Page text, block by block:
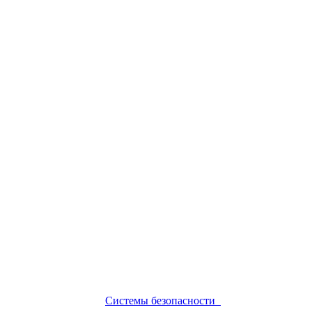
Системы безопасности